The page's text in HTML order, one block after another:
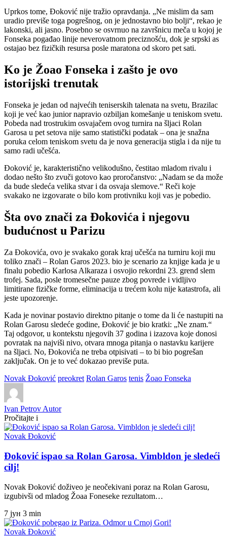
Uprkos tome, Đoković nije tražio opravdanja. „Ne mislim da sam
uradio previše toga pogrešnog, on je jednostavno bio bolji“, rekao je
lakonski, ali jasno. Posebno se osvrnuo na završnicu meča u kojoj je
Fonseka pogađao linije neverovatnom preciznošću, dok je srpski as
ostajao bez fizičkih resursa posle maratona od skoro pet sati.
Ko je Žoao Fonseka i zašto je ovo
istorijski trenutak
Fonseka je jedan od najvećih teniserskih talenata na svetu, Brazilac
koji je već kao junior napravio ozbiljan komešanje u teniskom svetu.
Pobeda nad trostrukim osvajačem ovog turnira na šljaci Rolan
Garosa u pet setova nije samo statistički podatak – ona je snažna
poruka celom teniskom svetu da je nova generacija stigla i da nije tu
samo radi učešća.
Đoković je, karakteristično velikodušno, čestitao mladom rivalu i
dodao nešto što zvuči gotovo kao proročanstvo: „Nadam se da može
da bude sledeća velika stvar i da osvaja slemove.“ Reči koje
svakako ne izgovarate o bilo kom protivniku koji vas je pobedio.
Šta ovo znači za Đokovića i njegovu
budućnost u Parizu
Za Đokovića, ovo je svakako gorak kraj učešća na turniru koji mu
toliko znači – Rolan Garos 2023. bio je scenario za knjige kada je u
finalu pobedio Karlosa Alkaraza i osvojio rekordni 23. grend slem
trofej. Sada, posle tromesečne pauze zbog povrede i vidljivo
limitirane fizičke forme, eliminacija u trećem kolu nije katastrofa, ali
jeste upozorenje.
Kada je novinar postavio direktno pitanje o tome da li će nastupiti na
Rolan Garosu sledeće godine, Đoković je bio kratki: „Ne znam.“
Taj odgovor, u kontekstu njegovih 37 godina i izazova koje donosi
povratak na najviši nivo, otvara mnoga pitanja o nastavku karijere
na šljaci. No, Đokovića ne treba otpisivati – to bi bio pogrešan
zaključak. On je to već dokazao previše puta.
Novak Đoković preokret Rolan Garos tenis Žoao Fonseka
Ivan Petrov Autor
Pročitajte i
Novak Đoković
Đoković ispao sa Rolan Garosa. Vimbldon je sledeći
cilj!
Novak Đoković doživeo je neočekivani poraz na Rolan Garosu,
izgubivši od mladog Žoaa Foneseke rezultatom…
7 јун 3 min
Novak Đoković